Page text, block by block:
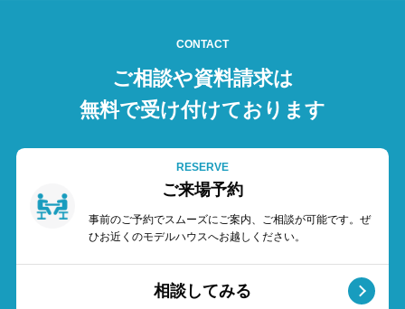
CONTACT
ご相談や資料請求は
無料で受け付けております
RESERVE
ご来場予約
事前のご予約でスムーズにご案内、ご相談が可能です。ぜ
ひお近くのモデルハウスへお越しください。
相談してみる